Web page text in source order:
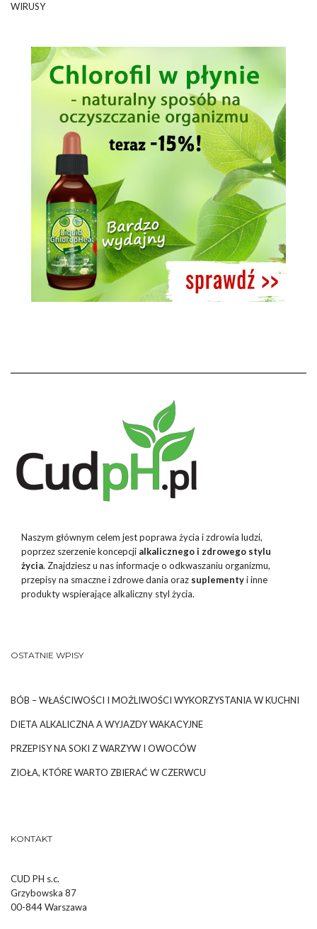
WIRUSY
Naszym głównym celem jest poprawa życia i zdrowia ludzi,
poprzez szerzenie koncepcji alkalicznego i zdrowego stylu
życia. Znajdziesz u nas informacje o odkwaszaniu organizmu,
przepisy na smaczne i zdrowe dania oraz suplementyi inne
produkty wspierające alkaliczny styl życia.
OSTATNIE WPISY
BÓB – WŁAŚCIWOŚCI I MOŻLIWOŚCI WYKORZYSTANIA W KUCHNI
DIETA ALKALICZNA A WYJAZDY WAKACYJNE
PRZEPISY NA SOKI Z WARZYW I OWOCÓW
ZIOŁA, KTÓRE WARTO ZBIERAĆ W CZERWCU
KONTAKT
CUD PH s.c.
Grzybowska 87
00-844 Warszawa